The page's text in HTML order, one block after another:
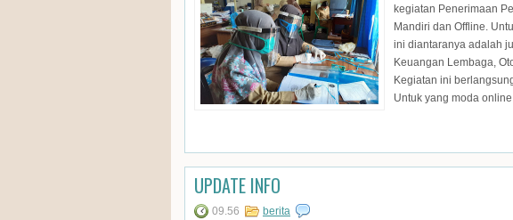
kegiatan Penerimaan
Mandiri dan Offline.
ini diantaranya adalah
Keuangan Lembaga,
Kegiatan ini
Untuk yang moda
UPDATE INFO
09.56 berita